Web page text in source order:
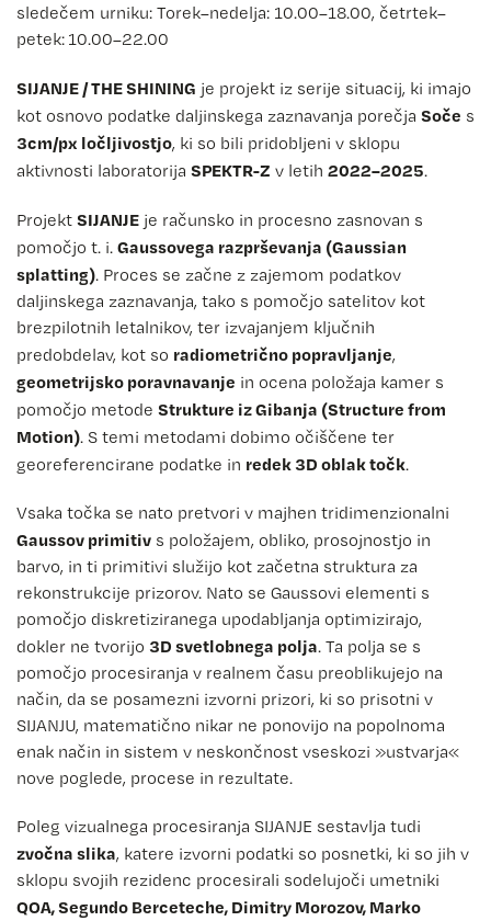
sledečem urniku: Torek–nedelja: 10.00–18.00, četrtek–
petek: 10.00–22.00
SIJANJE / THE SHINING je projekt iz serije situacij, ki imajo
kot osnovo podatke daljinskega zaznavanja porečja Soče s
3cm/px ločljivostjo, ki so bili pridobljeni v sklopu
aktivnosti laboratorija SPEKTR-Z v letih 2022–2025.
Projekt SIJANJE je računsko in procesno zasnovan s
pomočjo t. i. Gaussovega razprševanja (Gaussian
splatting). Proces se začne z zajemom podatkov
daljinskega zaznavanja, tako s pomočjo satelitov kot
brezpilotnih letalnikov, ter izvajanjem ključnih
predobdelav, kot so radiometrično popravljanje,
geometrijsko poravnavanje in ocena položaja kamer s
pomočjo metode Strukture iz Gibanja (Structure from
Motion). S temi metodami dobimo očiščene ter
georeferencirane podatke in redek 3D oblak točk.
Vsaka točka se nato pretvori v majhen tridimenzionalni
Gaussov primitiv s položajem, obliko, prosojnostjo in
barvo, in ti primitivi služijo kot začetna struktura za
rekonstrukcije prizorov. Nato se Gaussovi elementi s
pomočjo diskretiziranega upodabljanja optimizirajo,
dokler ne tvorijo 3D svetlobnega polja. Ta polja se s
pomočjo procesiranja v realnem času preoblikujejo na
način, da se posamezni izvorni prizori, ki so prisotni v
SIJANJU, matematično nikar ne ponovijo na popolnoma
enak način in sistem v neskončnost vseskozi »ustvarja«
nove poglede, procese in rezultate.
Poleg vizualnega procesiranja SIJANJE sestavlja tudi
zvočna slika, katere izvorni podatki so posnetki, ki so jih v
sklopu svojih rezidenc procesirali sodelujoči umetniki
QOA, Segundo Berceteche, Dimitry Morozov, Marko